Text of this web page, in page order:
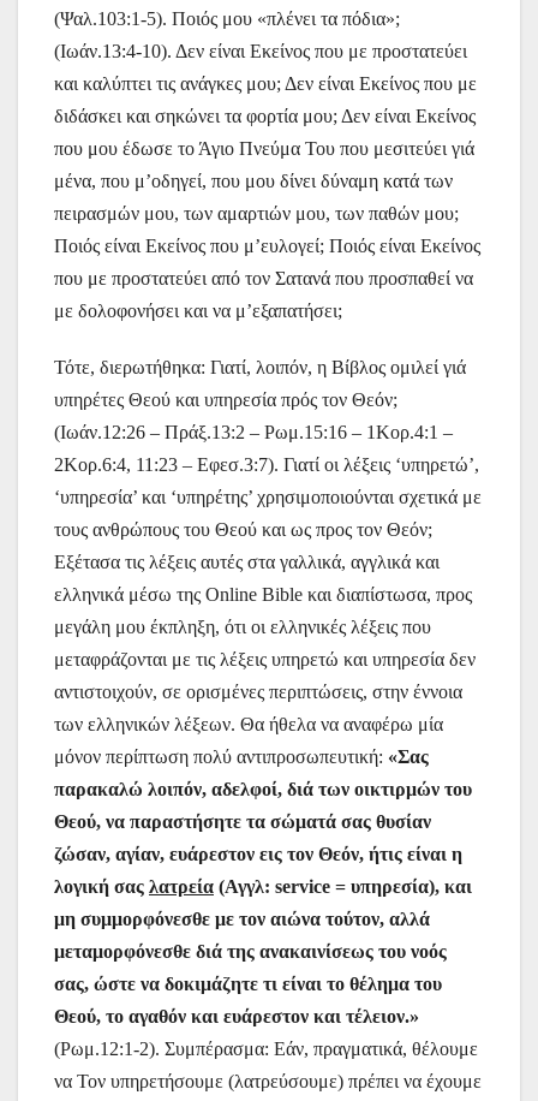
(Ψαλ.103:1-5). Ποιός μου «πλένει τα πόδια»;
(Ιωάν.13:4-10). Δεν είναι Εκείνος που με προστατεύει
και καλύπτει τις ανάγκες μου; Δεν είναι Εκείνος που με
διδάσκει και σηκώνει τα φορτία μου; Δεν είναι Εκείνος
που μου έδωσε το Άγιο Πνεύμα Του που μεσιτεύει γιά
μένα, που μ’οδηγεί, που μου δίνει δύναμη κατά των
πειρασμών μου, των αμαρτιών μου, των παθών μου;
Ποιός είναι Εκείνος που μ’ευλογεί; Ποιός είναι Εκείνος
που με προστατεύει από τον Σατανά που προσπαθεί να
με δολοφονήσει και να μ’εξαπατήσει;
Τότε, διερωτήθηκα: Γιατί, λοιπόν, η Βίβλος ομιλεί γιά
υπηρέτες Θεού και υπηρεσία πρός τον Θεόν;
(Ιωάν.12:26 – Πράξ.13:2 – Ρωμ.15:16 – 1Κορ.4:1 –
2Κορ.6:4, 11:23 – Εφεσ.3:7). Γιατί οι λέξεις ‘υπηρετώ’,
‘υπηρεσία’ και ‘υπηρέτης’ χρησιμοποιούνται σχετικά με
τους ανθρώπους του Θεού και ως προς τον Θεόν;
Εξέτασα τις λέξεις αυτές στα γαλλικά, αγγλικά και
ελληνικά μέσω της Online Bible και διαπίστωσα, προς
μεγάλη μου έκπληξη, ότι οι ελληνικές λέξεις που
μεταφράζονται με τις λέξεις υπηρετώ και υπηρεσία δεν
αντιστοιχούν, σε ορισμένες περιπτώσεις, στην έννοια
των ελληνικών λέξεων. Θα ήθελα να αναφέρω μία
μόνον περίπτωση πολύ αντιπροσωπευτική: «Σας
παρακαλώ λοιπόν, αδελφοί, διά των οικτιρμών του
Θεού, να παραστήσητε τα σώματά σας θυσίαν
ζώσαν, αγίαν, ευάρεστον εις τον Θεόν, ήτις είναι η
λογική σας λατρεία (Αγγλ: service = υπηρεσία), και
μη συμμορφόνεσθε με τον αιώνα τούτον, αλλά
μεταμορφόνεσθε διά της ανακαινίσεως του νοός
σας, ώστε να δοκιμάζητε τι είναι το θέλημα του
Θεού, το αγαθόν και ευάρεστον και τέλειον.»
(Ρωμ.12:1-2). Συμπέρασμα: Εάν, πραγματικά, θέλουμε
να Τον υπηρετήσουμε (λατρεύσουμε) πρέπει να έχουμε